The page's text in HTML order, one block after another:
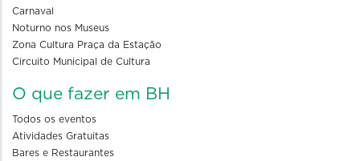
Carnaval
Noturno nos Museus
Zona Cultura Praça da Estação
Circuito Municipal de Cultura
O que fazer em BH
Todos os eventos
Atividades Gratuitas
Bares e Restaurantes